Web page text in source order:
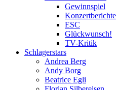
Gewinnspiel
Konzertberichte
ESC
Glückwunsch!
TV-Kritik
Schlagerstars
Andrea Berg
Andy Borg
Beatrice Egli